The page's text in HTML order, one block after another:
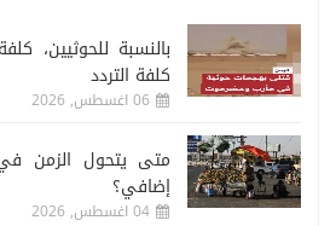
‏بالنسبة للحوثيين،
كلفة التردد
06 اغسطس, 2026
متى يتحول الزمن
إضافي؟
04 اغسطس, 2026